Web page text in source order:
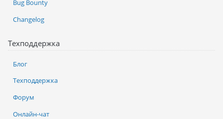
Bug Bounty
Changelog
Техподдержка
Блог
Техподдержка
Форум
Онлайн-чат